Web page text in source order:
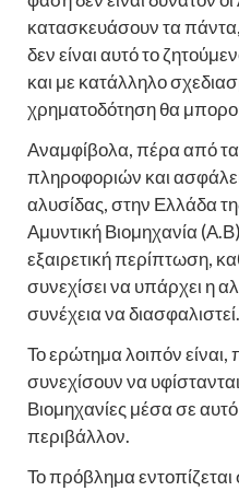
κατασκευάσουν τα πάντα,
δεν είναι αυτό το
και με κατάλληλο
χρηματοδότηση θα
Αναμφίβολα, πέρα από
πληροφοριών και
αλυσίδας, στην Ελλάδα
Αμυντική Βιομηχανία (Α.Β)
εξαιρετική περίπτωση,
συνεχίσει να υπάρχει η
συνέχεια να διασφαλιστεί.
Το ερώτημα λοιπόν είναι,
συνεχίσουν να
Βιομηχανίες μέσα σε
περιβάλλον.
Το πρόβλημα εντοπίζεται